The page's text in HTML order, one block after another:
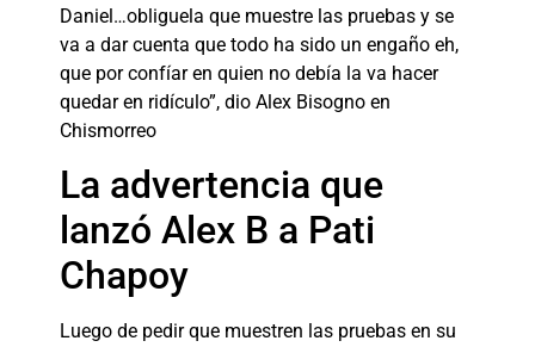
Daniel…obliguela que muestre las pruebas y se
va a dar cuenta que todo ha sido un engaño eh,
que por confíar en quien no debía la va hacer
quedar en ridículo”, dio Alex Bisogno en
Chismorreo
La advertencia que
lanzó Alex B a Pati
Chapoy
Luego de pedir que muestren las pruebas en su